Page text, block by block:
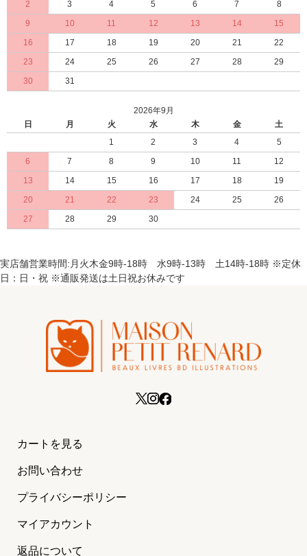
2
3 4 5 6 7
8
9
10 11 12 13 14
15
16
17 18 19 20 21
22
23
24 25 26 27 28
29
30
31
2026年9月
日
月 火 水 木 金
土
1
2 3 4
5
6
7 8 9 10 11
12
13
14 15 16 17 18
19
20
21 22 23 24 25
26
27
28 29 30
実店舗営業時間:月火木金9時-18時 水9時-13時 土14時-18時 ※定休
日：日・祝 ※通販発送は土日祝お休みです
カートを見る
お問い合わせ
プライバシーポリシー
マイアカウント
返品について